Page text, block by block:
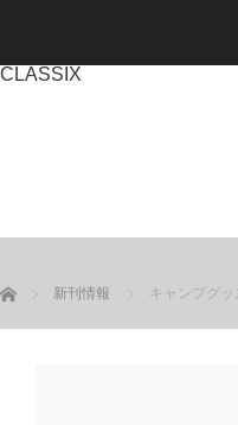
CLASSIX
ホーム 新刊情報 キャンプグ